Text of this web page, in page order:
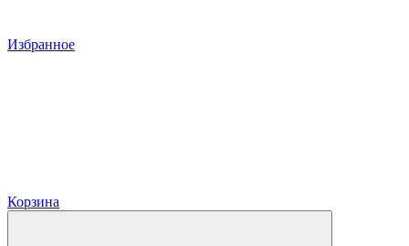
Избранное
Корзина